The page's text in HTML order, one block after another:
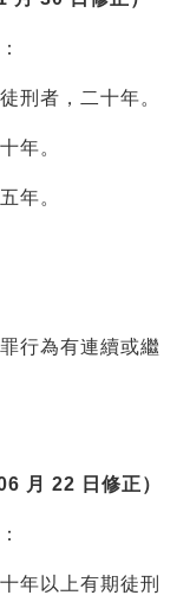
刑者，二十年。
年。
年。
行為有連續或繼
月 22 日修正）
年以上有期徒刑